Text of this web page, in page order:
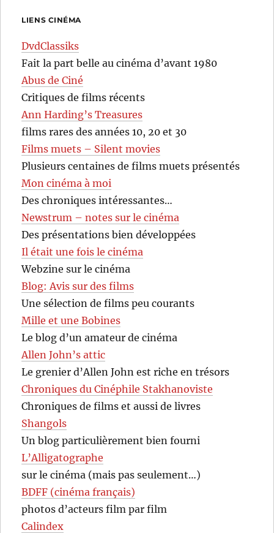
LIENS CINÉMA
DvdClassiks
Fait la part belle au cinéma d’avant 1980
Abus de Ciné
Critiques de films récents
Ann Harding’s Treasures
films rares des années 10, 20 et 30
Films muets – Silent movies
Plusieurs centaines de films muets présentés
Mon cinéma à moi
Des chroniques intéressantes…
Newstrum – notes sur le cinéma
Des présentations bien développées
Il était une fois le cinéma
Webzine sur le cinéma
Blog: Avis sur des films
Une sélection de films peu courants
Mille et une Bobines
Le blog d’un amateur de cinéma
Allen John’s attic
Le grenier d’Allen John est riche en trésors
Chroniques du Cinéphile Stakhanoviste
Chroniques de films et aussi de livres
Shangols
Un blog particulièrement bien fourni
L’Alligatographe
sur le cinéma (mais pas seulement…)
BDFF (cinéma français)
photos d’acteurs film par film
Calindex